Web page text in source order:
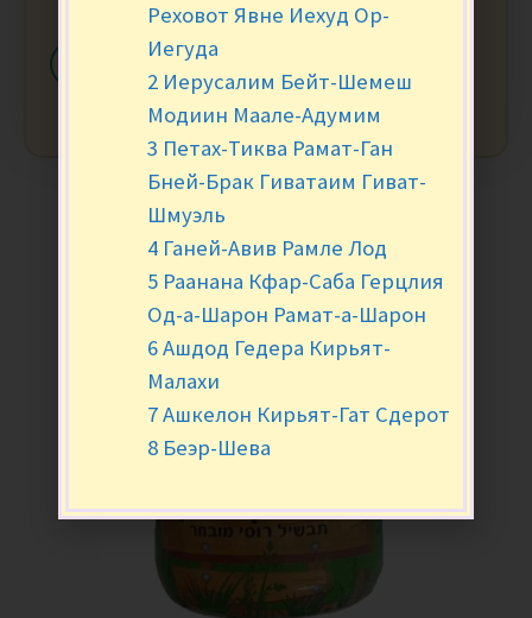
+
Реховот Явне Иехуд Ор-
Иегуда
2 Иерусалим Бейт-Шемеш
Модиин Маале-Адумим
3 Петах-Тиква Рамат-Ган
Бней-Брак Гиватаим Гиват-
Шмуэль
4 Ганей-Авив Рамле Лод
5 Раанана Кфар-Саба Герцлия
Од-а-Шарон Рамат-а-Шарон
6 Ашдод Гедера Кирьят-
Малахи
7 Ашкелон Кирьят-Гат Сдерот
8 Беэр-Шева